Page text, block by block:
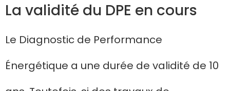
La validité du DPE en cours
Le Diagnostic de Performance
Énergétique a une durée de validité de 10